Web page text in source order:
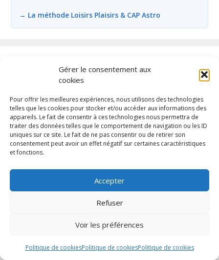
Gérer le consentement aux
cookies
Pour offrir les meilleures expériences, nous utilisons des technologies
telles que les cookies pour stocker et/ou accéder aux informations des
appareils. Le fait de consentir à ces technologies nous permettra de
traiter des données telles que le comportement de navigation ou les ID
uniques sur ce site. Le fait de ne pas consentir ou de retirer son
consentement peut avoir un effet négatif sur certaines caractéristiques
et fonctions.
Accepter
Refuser
Voir les préférences
Politique de cookiesPolitique de cookiesPolitique de cookies
→ La méthode Loisirs Plaisirs & CAP Astro
Les derniers articles
plaisir à un passionné d’observations
météorologiques
Comment observer une éclipse solaire en toute
sécurité ? Guide pratique pour astronomes
amateurs
Quel filtre solaire Baader choisir pour son
instrument d’astronomie ? Guide pratique 2026
Les meilleures idées cadeaux scientifiques pour
Les meilleures idées cadeaux nature pour
Les meilleures idées cadeaux astronomie pour